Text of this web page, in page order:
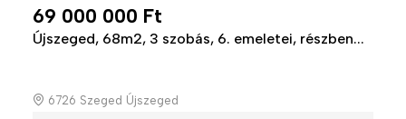
69 000 000 Ft
Újszeged, 68m2, 3 szobás, 6. emeletei, részben...
6726 Szeged Újszeged